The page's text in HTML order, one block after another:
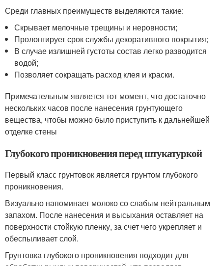
Среди главных преимуществ выделяются такие:
Скрывает мелочные трещины и неровности;
Пролонгирует срок службы декоративного покрытия;
В случае излишней густоты состав легко разводится
водой;
Позволяет сокращать расход клея и краски.
Примечательным является тот момент, что достаточно
нескольких часов после нанесения грунтующего
вещества, чтобы можно было приступить к дальнейшей
отделке стены
Глубокого проникновения перед штукатуркой
Первый класс грунтовок является грунтом глубокого
проникновения.
Визуально напоминает молоко со слабым нейтральным
запахом. После нанесения и высыхания оставляет на
поверхности стойкую пленку, за счет чего укрепляет и
обеспыливает слой.
Грунтовка глубокого проникновения подходит для